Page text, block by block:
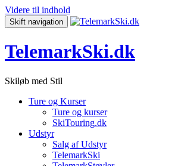
Videre til indhold
Skift navigation
TelemarkSki.dk
Skiløb med Stil
Ture og Kurser
Ture og kurser
SkiTouring.dk
Udstyr
Salg af Udstyr
TelemarkSki